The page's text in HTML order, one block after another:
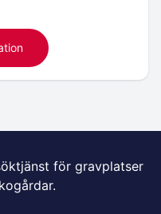
för gravplatser